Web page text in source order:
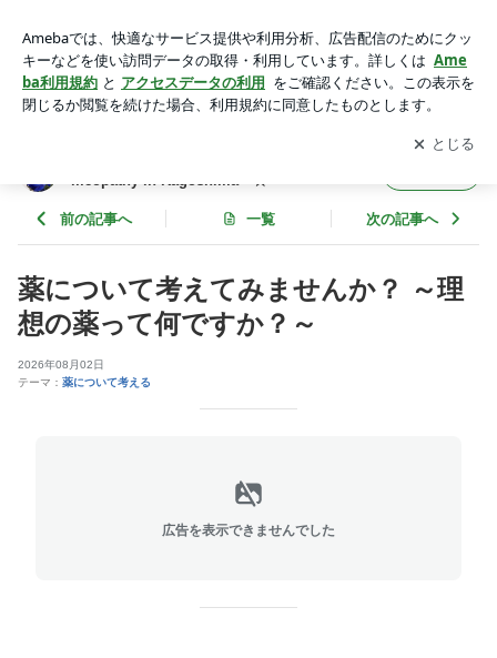
ホメオパシー鹿児島☆ Blue Rose ☆ Homeopathy in Kag
oshima ☆
アプリをダウンロードして ブログの更新通知
を受け取りまし
ょう。
開く
meopathy in Kagoshima ☆
前の記事へ 一覧 次の記事へ
薬について考えてみませんか？ ～理
想の薬って何ですか？～
2026年08月02日
テーマ： 薬について考える
広告を表示できませんでした